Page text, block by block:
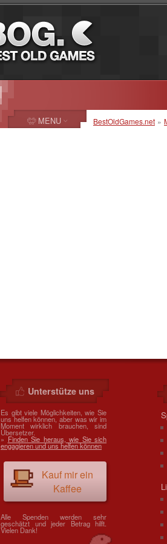
BestOldGames.net »
MENU
Unterstütze uns
Es gibt viele Möglichkeiten, wie Sie
uns helfen können, aber was wir im
Moment wirklich brauchen, sind
Übersetzer.
» Finden Sie heraus, wie Sie sich
engagieren und uns helfen können
Kauf mir ein
Kaffee
Alle Spenden werden sehr
geschätzt und jeder Betrag hilft.
Vielen Dank!